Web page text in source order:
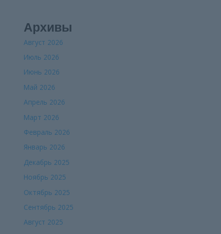
Архивы
Август 2026
Июль 2026
Июнь 2026
Май 2026
Апрель 2026
Март 2026
Февраль 2026
Январь 2026
Декабрь 2025
Ноябрь 2025
Октябрь 2025
Сентябрь 2025
Август 2025